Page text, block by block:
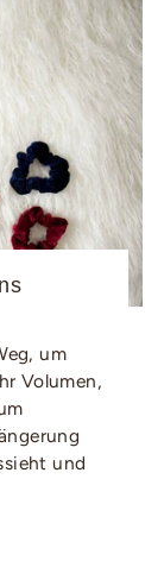
um
Volumen,
und